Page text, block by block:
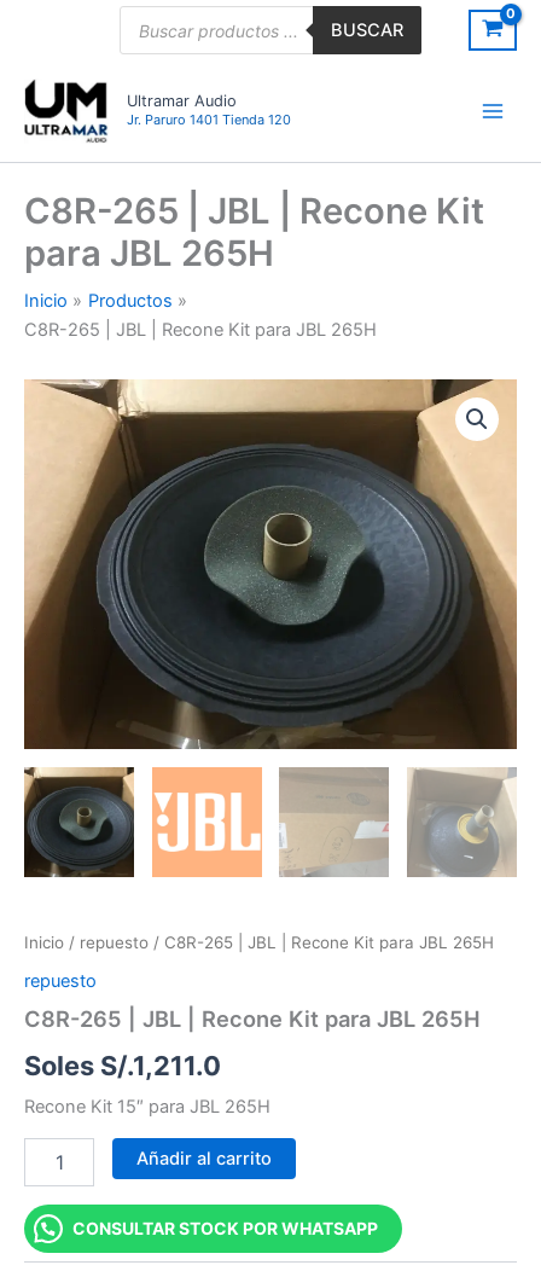
BUSCAR
Ultramar Audio
Jr. Paruro 1401 Tienda 120
C8R-265 | JBL | Recone Kit
para JBL 265H
Inicio
Productos
C8R-265 | JBL | Recone Kit para JBL 265H
Inicio / repuesto / C8R-265 | JBL | Recone Kit para JBL 265H
repuesto
C8R-265 | JBL | Recone Kit para JBL 265H
Soles S/.1,211.0
Recone Kit 15″ para JBL 265H
C8R-
Recone
para
JBL
265H
cantidad
Añadir al carrito
CONSULTAR STOCK POR WHATSAPP